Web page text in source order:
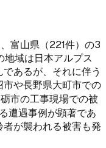
富山県（221件）の3
域は日本アルプス
あるが、それに伴う
や長野県大町市での
市の工事現場での被
遭遇事例が顕著であ
が襲われる被害も発